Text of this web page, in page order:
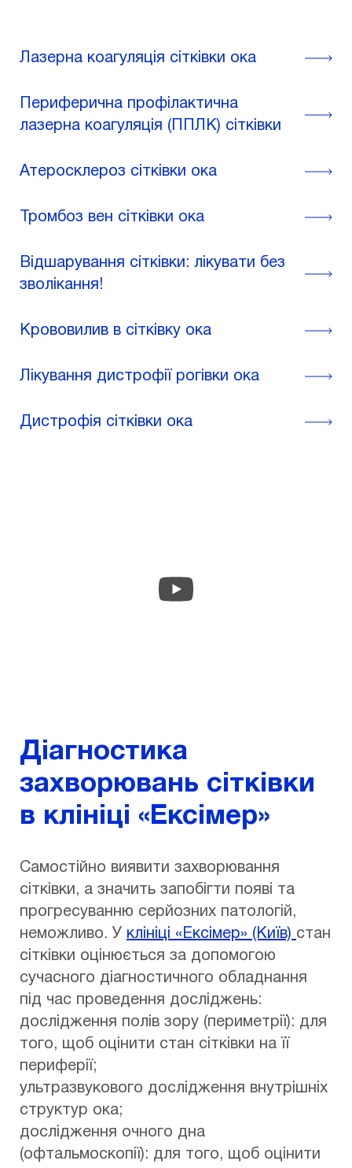
Лазерна коагуляція сітківки ока
Периферична профілактична
лазерна коагуляція (ППЛК) сітківки
Атеросклероз сітківки ока
Тромбоз вен сітківки ока
Відшарування сітківки: лікувати без
зволікання!
Крововилив в сітківку ока
Лікування дистрофії рогівки ока
Дистрофія сітківки ока
Діагностика
захворювань сітківки
в клініці «Ексімер»
Самостійно виявити захворювання
сітківки, а значить запобігти появі та
прогресуванню серйозних патологій,
неможливо. У клініці «Ексімер» (Київ) стан
сітківки оцінюється за допомогою
сучасного діагностичного обладнання
під час проведення досліджень:
дослідження полів зору (периметрії): для
того, щоб оцінити стан сітківки на її
периферії;
ультразвукового дослідження внутрішніх
структур ока;
дослідження очного дна
(офтальмоскопії): для того, щоб оцінити